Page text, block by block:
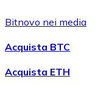
Bitnovo nei media
Acquista BTC
Acquista ETH